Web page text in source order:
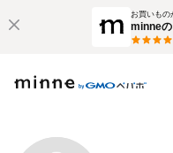
お買いもの
minneの